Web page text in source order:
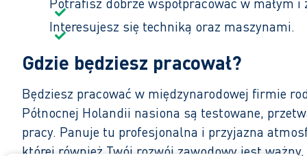
Interesujesz się techniką oraz maszynami.
Gdzie będziesz pracował?
Będziesz pracować w międzynarodowej firmie
Północnej Holandii nasiona są testowane,
pracy. Panuje tu profesjonalna i przyjazna
której również Twój rozwój zawodowy jest ważny.